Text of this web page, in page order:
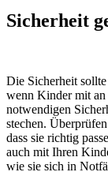
Sicherheit
Die Sicherheit sollte
wenn Kinder mit an
notwendigen
stechen.
dass sie richtig
auch mit Ihren
wie sie sich in